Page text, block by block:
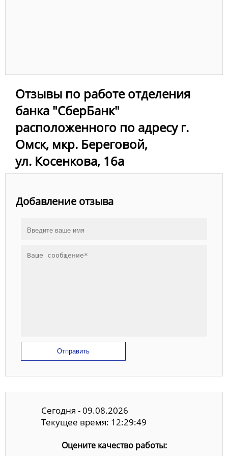
Отзывы по работе отделения
банка "СберБанк"
расположенного по адресу г.
Омск, мкр. Береговой,
ул. Косенкова, 16а
Добавление отзыва
Отправить
Сегодня - 09.08.2026
Текущее время: 12:29:49
Оцените качество работы: